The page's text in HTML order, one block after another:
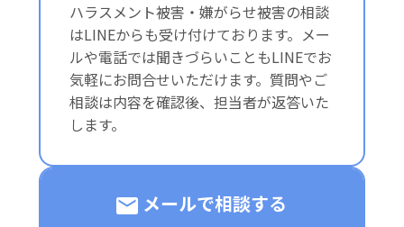
ハラスメント被害・嫌がらせ被害の相談
はLINEからも受け付けております。メー
ルや電話では聞きづらいこともLINEでお
気軽にお問合せいただけます。質問やご
相談は内容を確認後、担当者が返答いた
します。
メールで相談する